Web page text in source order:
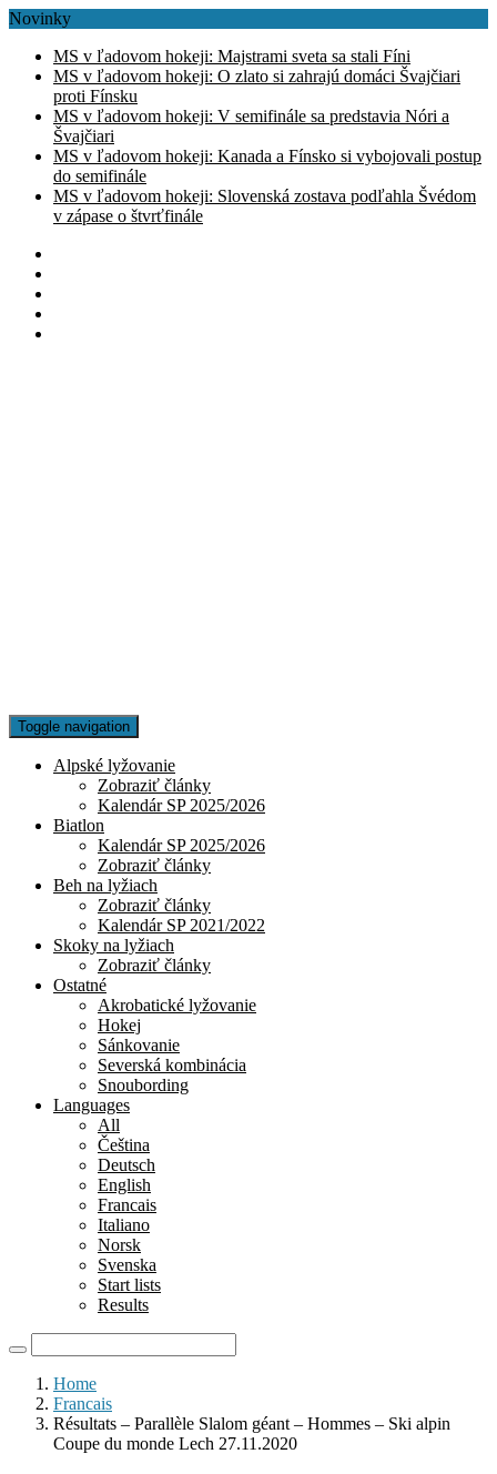
Novinky
MS v ľadovom hokeji: Majstrami sveta sa stali Fíni
MS v ľadovom hokeji: O zlato si zahrajú domáci Švajčiari
proti Fínsku
MS v ľadovom hokeji: V semifinále sa predstavia Nóri a
Švajčiari
MS v ľadovom hokeji: Kanada a Fínsko si vybojovali postup
do semifinále
MS v ľadovom hokeji: Slovenská zostava podľahla Švédom
v zápase o štvrťfinále
Toggle navigation
Alpské lyžovanie
Zobraziť články
Kalendár SP 2025/2026
Biatlon
Kalendár SP 2025/2026
Zobraziť články
Beh na lyžiach
Zobraziť články
Kalendár SP 2021/2022
Skoky na lyžiach
Zobraziť články
Ostatné
Akrobatické lyžovanie
Hokej
Sánkovanie
Severská kombinácia
Snoubording
Languages
All
Čeština
Deutsch
English
Francais
Italiano
Norsk
Svenska
Start lists
Results
Home
Francais
Résultats – Parallèle Slalom géant – Hommes – Ski alpin
Coupe du monde Lech 27.11.2020